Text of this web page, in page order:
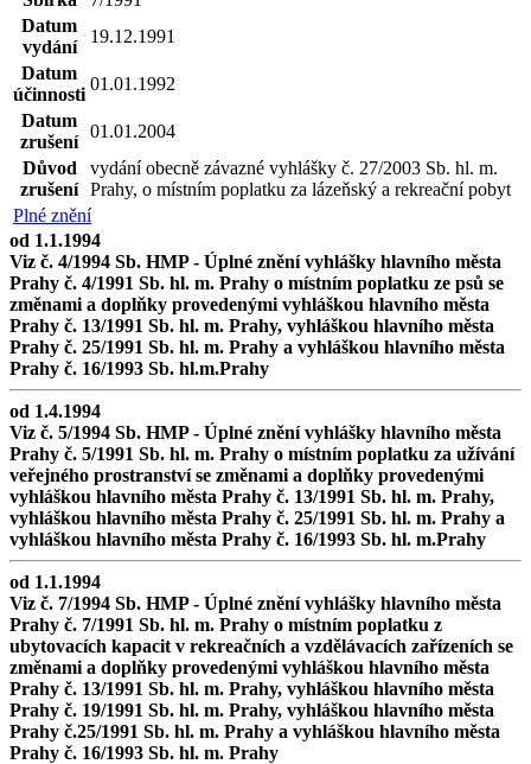
Datum
vydání
19.12.1991
Datum
účinnosti
01.01.1992
Datum
zrušení
01.01.2004
Důvod
zrušení
vydání obecně závazné vyhlášky č. 27/2003 Sb. hl. m.
Prahy, o místním poplatku za lázeňský a rekreační pobyt
Plné znění
od 1.1.1994
Viz č. 4/1994 Sb. HMP - Úplné znění vyhlášky hlavního města
Prahy č. 4/1991 Sb. hl. m. Prahy o místním poplatku ze psů se
změnami a doplňky provedenými vyhláškou hlavního města
Prahy č. 13/1991 Sb. hl. m. Prahy, vyhláškou hlavního města
Prahy č. 25/1991 Sb. hl. m. Prahy a vyhláškou hlavního města
Prahy č. 16/1993 Sb. hl.m.Prahy
od 1.4.1994
Viz č. 5/1994 Sb. HMP - Úplné znění vyhlášky hlavního města
Prahy č. 5/1991 Sb. hl. m. Prahy o místním poplatku za užívání
veřejného prostranství se změnami a doplňky provedenými
vyhláškou hlavního města Prahy č. 13/1991 Sb. hl. m. Prahy,
vyhláškou hlavního města Prahy č. 25/1991 Sb. hl. m. Prahy a
vyhláškou hlavního města Prahy č. 16/1993 Sb. hl. m.Prahy
od 1.1.1994
Viz č. 7/1994 Sb. HMP - Úplné znění vyhlášky hlavního města
Prahy č. 7/1991 Sb. hl. m. Prahy o místním poplatku z
ubytovacích kapacit v rekreačních a vzdělávacích zařízeních se
změnami a doplňky provedenými vyhláškou hlavního města
Prahy č. 13/1991 Sb. hl. m. Prahy, vyhláškou hlavního města
Prahy č. 19/1991 Sb. hl. m. Prahy, vyhláškou hlavního města
Prahy č.25/1991 Sb. hl. m. Prahy a vyhláškou hlavního města
Prahy č. 16/1993 Sb. hl. m. Prahy